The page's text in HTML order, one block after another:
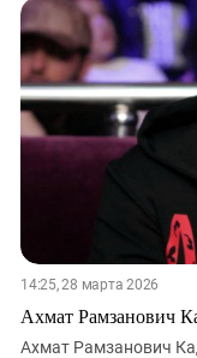
14:25, 28 марта 2026
Ахмат Рамзанович
Ахмат Рамзанович